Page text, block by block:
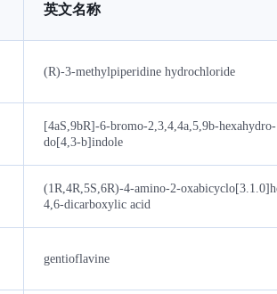
英文名称
(R)-3-methylpiperidine hydrochloride
[4aS,9bR]-6-bromo-2,3,4,4a,5,9b-
do[4,3-b]indole
(1R,4R,5S,6R)-4-amino-2-
4,6-dicarboxylic acid
gentioflavine